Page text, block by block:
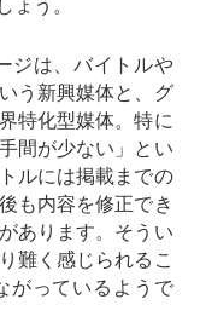
ょう。
ジは、バイトルや
う新興媒体と、グ
特化型媒体。特に
間が少ない」とい
ルには掲載までの
も内容を修正でき
あります。そうい
難く感じられるこ
がっているようで